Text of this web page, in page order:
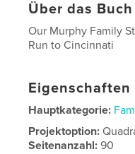
Über das Buch
Our Murphy Family
Run to Cincinnati
Hauptkategorie:
Projektoption:
Seitenanzahl:90